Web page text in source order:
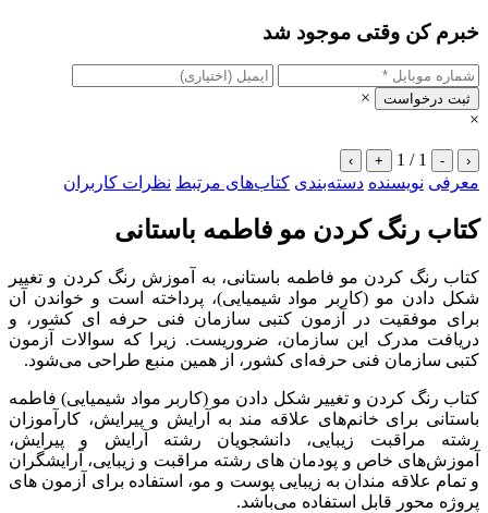
خبرم کن وقتی موجود شد
ثبت درخواست
×
×
‹
-
1 / 1
+
›
معرفی نویسنده دسته‌بندی کتاب‌های مرتبط نظرات کاربران
کتاب رنگ کردن مو فاطمه باستانی
کتاب رنگ کردن مو فاطمه باستانی، به آموزش رنگ کردن و تغییر
شکل دادن مو (کاربر مواد شیمیایی)، پرداخته است و خواندن آن
برای موفقیت در آزمون کتبی سازمان فنی حرفه‌ ای کشور، و
دریافت مدرک این سازمان، ضروریست. زیرا که سوالات آزمون
کتبی سازمان فنی حرفه‌ای کشور، از همین منبع طراحی می‌شود.
کتاب رنگ کردن و تغییر شکل دادن مو (کاربر مواد شیمیایی) فاطمه
باستانی برای خانم‌های علاقه مند به آرایش و پیرایش، کارآموزان
رشته مراقبت زیبایی، دانشجویان رشته آرایش و پیرایش،
آموزش‌های خاص و پودمان های رشته مراقبت و زیبایی، آرایشگران
و تمام علاقه مندان به زیبایی پوست و مو، استفاده برای آزمون های
پروژه محور قابل استفاده می‌باشد.